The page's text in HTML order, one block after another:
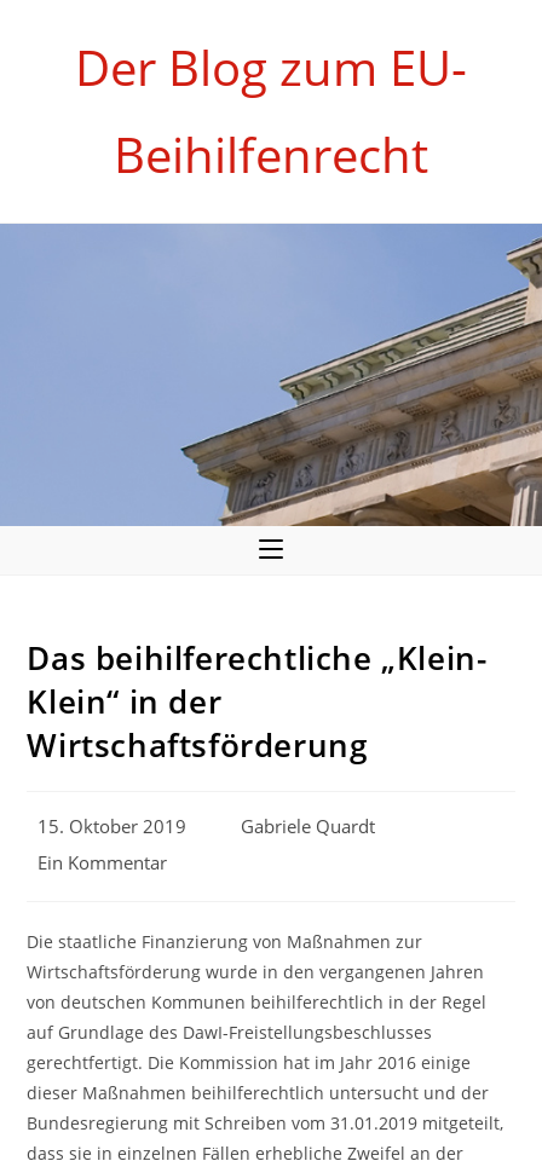
Der Blog zum EU-
Beihilfenrecht
Das beihilferechtliche „Klein-
Klein“ in der
Wirtschaftsförderung
Beitrag
15. Oktober 2019
Beitrags-
Gabriele Quardt
Beitrags-
Ein Kommentar
Die staatliche Finanzierung von Maßnahmen zur
Wirtschaftsförderung wurde in den vergangenen Jahren
von deutschen Kommunen beihilferechtlich in der Regel
auf Grundlage des DawI-Freistellungsbeschlusses
gerechtfertigt. Die Kommission hat im Jahr 2016 einige
dieser Maßnahmen beihilferechtlich untersucht und der
Bundesregierung mit Schreiben vom 31.01.2019 mitgeteilt,
dass sie in einzelnen Fällen erhebliche Zweifel an der